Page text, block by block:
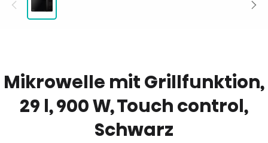
Mikrowelle mit Grillfunktion,
29 l, 900 W, Touch control,
Schwarz